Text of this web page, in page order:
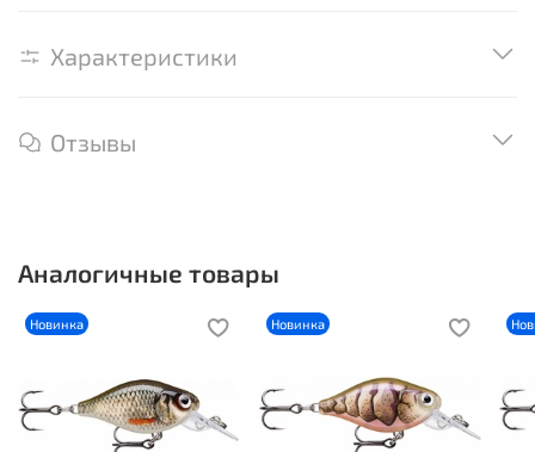
Характеристики
Отзывы
Аналогичные товары
Новинка Новинка